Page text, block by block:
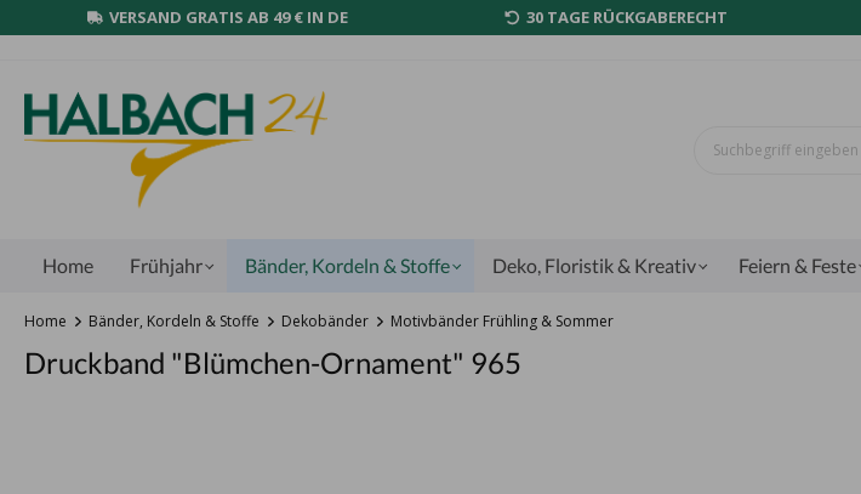
VERSAND GRATIS AB 49 € IN DE 30 TAGE RÜCKGABERECHT
Home Frühjahr Bänder, Kordeln & Stoffe Deko, Floristik & Kreativ Feiern & Feste
Home Bänder, Kordeln & Stoffe Dekobänder Motivbänder Frühling & Sommer
Druckband "Blümchen-Ornament" 965